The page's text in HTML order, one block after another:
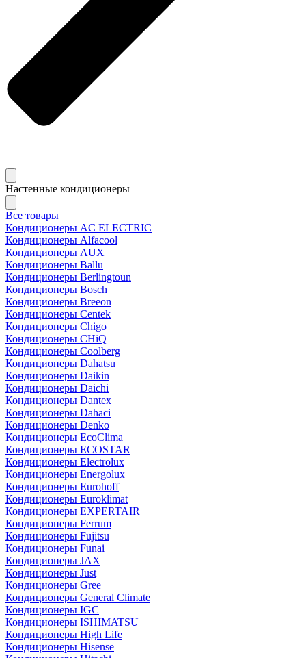
Настенные кондиционеры
Все товары
Кондиционеры AC ELECTRIC
Кондиционеры Alfacool
Кондиционеры AUX
Кондиционеры Ballu
Кондиционеры Berlingtoun
Кондиционеры Bosch
Кондиционеры Breeon
Кондиционеры Centek
Кондиционеры Chigo
Кондиционеры CHiQ
Кондиционеры Coolberg
Кондиционеры Dahatsu
Кондиционеры Daikin
Кондиционеры Daichi
Кондиционеры Dantex
Кондиционеры Dahaci
Кондиционеры Denko
Кондиционеры EcoClima
Кондиционеры ECOSTAR
Кондиционеры Electrolux
Кондиционеры Energolux
Кондиционеры Eurohoff
Кондиционеры Euroklimat
Кондиционеры EXPERTAIR
Кондиционеры Ferrum
Кондиционеры Fujitsu
Кондиционеры Funai
Кондиционеры JAX
Кондиционеры Just
Кондиционеры Gree
Кондиционеры General Climate
Кондиционеры IGC
Кондиционеры ISHIMATSU
Кондиционеры High Life
Кондиционеры Hisense